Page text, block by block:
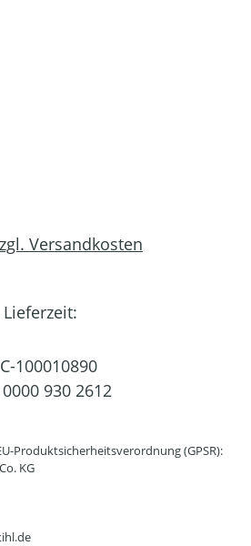
Versandkosten
100010890
0000 930 2612
Produktsicherheitsverordnung (GPSR):
KG